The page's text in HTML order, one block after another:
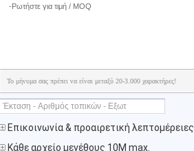
Το μήνυμα σας πρέπει να είναι μεταξύ 20-3.000 χαρακτήρες!
Επικοινωνία & προαιρετική λεπτομέρειες
Κάθε αρχείο μεγέθους 10M max.